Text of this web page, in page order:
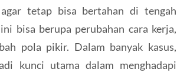
tetap bisa bertahan di tengah
bisa berupa perubahan cara kerja,
pola pikir. Dalam banyak kasus,
kunci utama dalam menghadapi